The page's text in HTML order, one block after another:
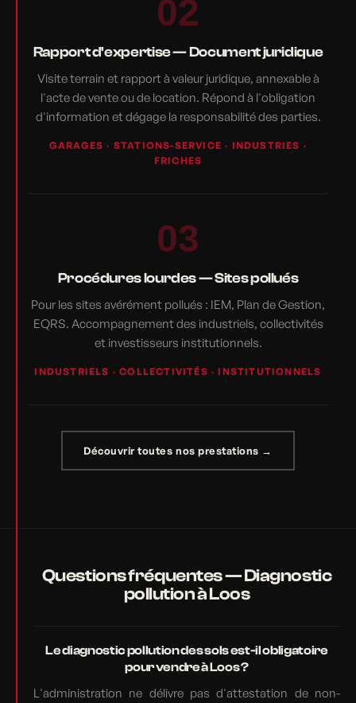
02
Rapport d'expertise — Document juridique
Visite terrain et rapport à valeur juridique, annexable à
l'acte de vente ou de location. Répond à l'obligation
d'information et dégage la responsabilité des parties.
GARAGES · STATIONS-SERVICE · INDUSTRIES ·
FRICHES
03
Procédures lourdes — Sites pollués
Pour les sites avérément pollués : IEM, Plan de Gestion,
EQRS. Accompagnement des industriels, collectivités
et investisseurs institutionnels.
INDUSTRIELS · COLLECTIVITÉS · INSTITUTIONNELS
Découvrir toutes nos prestations →
Questions fréquentes — Diagnostic
pollution à Loos
Le diagnostic pollution des sols est-il obligatoire
pour vendre à Loos ?
L'administration ne délivre pas d'attestation de non-